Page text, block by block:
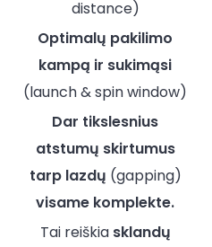
distance)
Optimalų pakilimo
kampą ir sukimąsi
(launch & spin window)
Dar tikslesnius
atstumų skirtumus
tarp lazdų (gapping)
visame komplekte.
Tai reiškia sklandų